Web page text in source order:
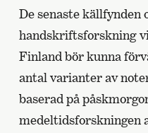
De senaste källfynden
handskriftsforskning
Finland bör kunna
antal varianter av
baserad på
medeltidsforskningen